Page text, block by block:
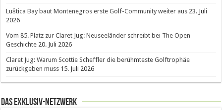
Luštica Bay baut Montenegros erste Golf-Community weiter aus 23. Juli
2026
Vom 85. Platz zur Claret Jug: Neuseeländer schreibt bei The Open
Geschichte 20. Juli 2026
Claret Jug: Warum Scottie Scheffler die berühmteste Golftrophäe
zurückgeben muss 15. Juli 2026
Das Exklusiv-Netzwerk